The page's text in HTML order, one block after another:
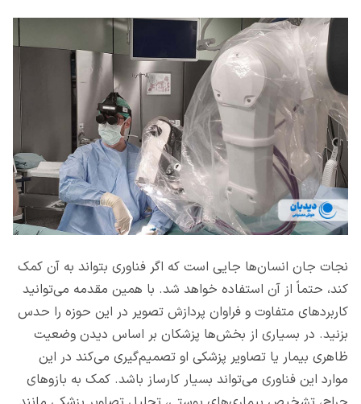
نجات جان انسان‌ها جایی است که اگر فناوری بتواند به آن کمک
کند، حتماً از آن استفاده خواهد شد. با همین مقدمه می‌توانید
کاربردهای متفاوت و فراوان پردازش تصویر در این حوزه را حدس
بزنید. در بسیاری از بخش‌ها پزشکان بر اساس دیدن وضعیت
ظاهری بیمار یا تصاویر پزشکی او تصمیم‌گیری می‌کند در این
موارد این فناوری می‌تواند بسیار کارساز باشد. کمک به بازوهای